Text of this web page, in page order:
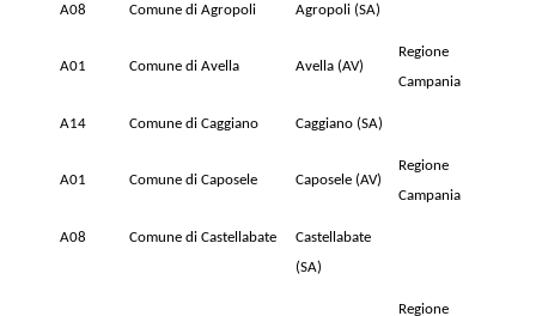
A08 Comune di Agropoli Agropoli (SA)
A01 Comune di Avella Avella (AV)
Regione
Campania
A14 Comune di Caggiano Caggiano (SA)
A01 Comune di Caposele Caposele (AV)
Regione
Campania
A08 Comune di Castellabate
Castellabate
(SA)
Regione